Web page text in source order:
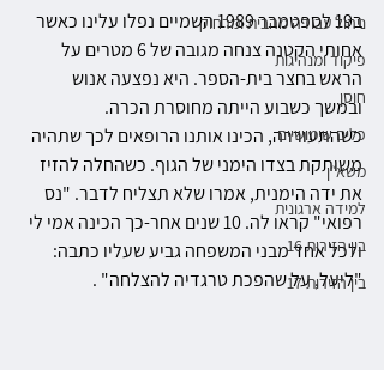
ניהול עבודה מהבית ומרחוק
פיקוד ומנהיגות
חוסן
כלים שימושיים
משא״ן
למידה ארגונית
בין הזירות 16
בין הזירות 17
ב19 לספטמבר 1989 השמיים נפלו עלינו כאשר
אחותי הקטנה צנחה מגובה של 6 מטרים על
הראש בחצר בית-הספר. היא נפצעה אנוש
ובמשך כשבוע הייתה מחוסרת הכרה.
כשהתעוררה, הכינו אותנו הרופאים לכך שתהיה
משותקת בצדו הימני של הגוף. כשהחלה להזיז
את ידה הימנית, אמרו שלא תצליח לדבר. "נס
רפואי" קראו לה. 10 שנים אחר-כך הכינה אמי לי
ולכל אחד מבני המשפחה גביע שעליו כתבה:
"ליעל, על שהפכת טרגדיה להצלחה" .